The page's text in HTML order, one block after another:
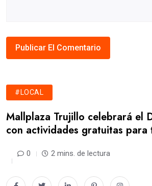
#LOCAL
Mallplaza Trujillo celebrará el
con actividades gratuitas para
0 2 mins. de lectura